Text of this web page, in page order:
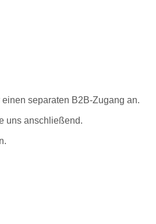
separaten B2B-Zugang an.
uns anschließend.